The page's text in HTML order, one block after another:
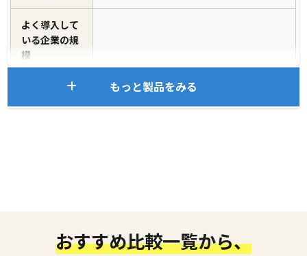
よく導入して
いる企業の規
模
もっと製品をみる
おすすめ比較一覧から、